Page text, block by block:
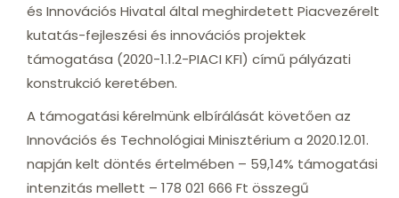
és Innovációs Hivatal által meghirdetett Piacvezérelt
kutatás-fejleszési és innovációs projektek
támogatása (2020-1.1.2-PIACI KFI) című pályázati
konstrukció keretében.
A támogatási kérelmünk elbírálását követően az
Innovációs és Technológiai Minisztérium a 2020.12.01.
napján kelt döntés értelmében – 59,14% támogatási
intenzitás mellett – 178 021 666 Ft összegű